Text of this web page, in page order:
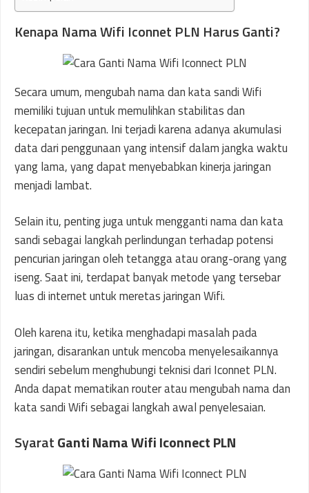
Kenapa Nama Wifi Iconnet PLN Harus Ganti?
Secara umum, mengubah nama dan kata sandi Wifi
memiliki tujuan untuk memulihkan stabilitas dan
kecepatan jaringan. Ini terjadi karena adanya akumulasi
data dari penggunaan yang intensif dalam jangka waktu
yang lama, yang dapat menyebabkan kinerja jaringan
menjadi lambat.
Selain itu, penting juga untuk mengganti nama dan kata
sandi sebagai langkah perlindungan terhadap potensi
pencurian jaringan oleh tetangga atau orang-orang yang
iseng. Saat ini, terdapat banyak metode yang tersebar
luas di internet untuk meretas jaringan Wifi.
Oleh karena itu, ketika menghadapi masalah pada
jaringan, disarankan untuk mencoba menyelesaikannya
sendiri sebelum menghubungi teknisi dari Iconnet PLN.
Anda dapat mematikan router atau mengubah nama dan
kata sandi Wifi sebagai langkah awal penyelesaian.
SyaratGanti Nama Wifi Iconnect PLN